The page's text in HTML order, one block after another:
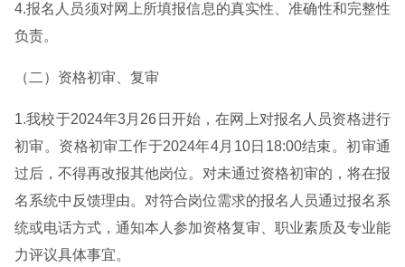
4.报名人员须对网上所填报信息的真实性、准确性和完整性
负责。
（二）资格初审、复审
1.我校于2024年3月26日开始，在网上对报名人员资格进行
初审。资格初审工作于2024年4月10日18:00结束。初审通
过后，不得再改报其他岗位。对未通过资格初审的，将在报
名系统中反馈理由。对符合岗位需求的报名人员通过报名系
统或电话方式，通知本人参加资格复审、职业素质及专业能
力评议具体事宜。